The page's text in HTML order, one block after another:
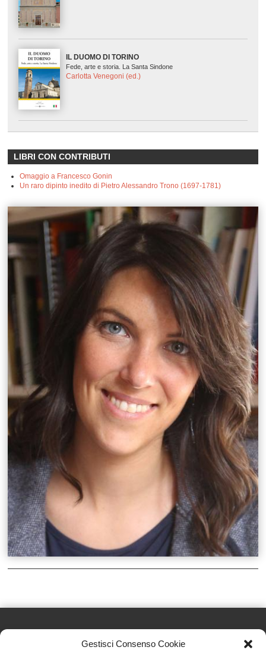
Gestisci Consenso Cookie
IL DUOMO DI TORINO
Fede, arte e storia. La Santa Sindone
Carlotta Venegoni (ed.)
LIBRI CON CONTRIBUTI
Omaggio a Francesco Gonin
Un raro dipinto inedito di Pietro Alessandro Trono (1697-1781)